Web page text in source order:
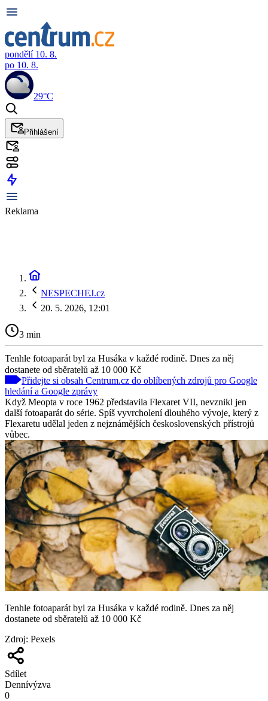
pondělí 10. 8.
po 10. 8.
29°C
Přihlášení
Reklama
NESPECHEJ.cz
20. 5. 2026, 12:01
3 min
Tenhle fotoaparát byl za Husáka v každé rodině. Dnes za něj
dostanete od sběratelů až 10 000 Kč
Přidejte si obsah Centrum.cz do oblíbených zdrojů pro Google
hledání a Google zprávy
Když Meopta v roce 1962 představila Flexaret VII, nevznikl jen
další fotoaparát do série. Spíš vyvrcholení dlouhého vývoje, který z
Flexaretu udělal jeden z nejznámějších československých přístrojů
vůbec.
Tenhle fotoaparát byl za Husáka v každé rodině. Dnes za něj
dostanete od sběratelů až 10 000 Kč
Zdroj: Pexels
Sdílet
Dennívýzva
0